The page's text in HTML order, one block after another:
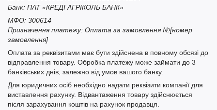
Банк: ПАТ «КРЕДІ АГРІКОЛЬ БАНК»
МФО: 300614
Призначення платежу: Оплата за замовлення №[номер
замовлення]
Оплата за реквізитами має бути здійснена в повному обсязі до
відправлення товару. Обробка платежу може займати до 3
банківських днів, залежно від умов вашого банку.
Для юридичних осіб необхідно надати реквізити компанії для
виставлення рахунку. Відвантаження товару здійснюється
після зарахування коштів на рахунок продавця.